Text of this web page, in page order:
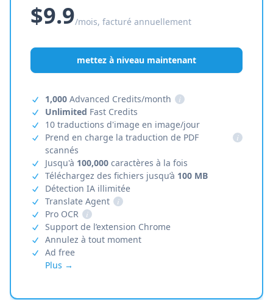
$9.9/mois, facturé annuellement
mettez à niveau maintenant
1,000 Advanced Credits/month
i
Unlimited Fast Credits
10 traductions d'image en image/jour
Prend en charge la traduction de PDF
scannés
i
Jusqu'à 100,000 caractères à la fois
Téléchargez des fichiers jusqu’à 100 MB
Détection IA illimitée
Translate Agent
i
Pro OCR
i
Support de l’extension Chrome
Annulez à tout moment
Ad free
Plus →